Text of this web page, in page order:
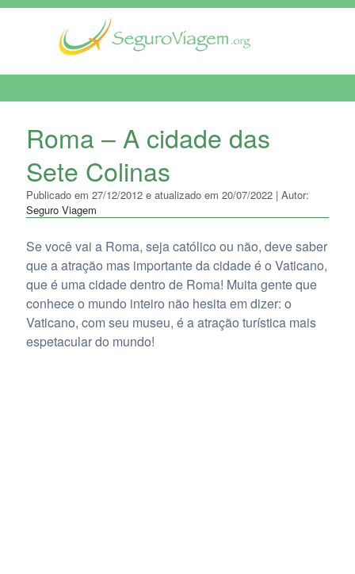
Roma – A cidade das
Sete Colinas
Publicado em 27/12/2012 e atualizado em 20/07/2022 | Autor:
Seguro Viagem
Se você vai a Roma, seja católico ou não, deve saber
que a atração mas importante da cidade é o Vaticano,
que é uma cidade dentro de Roma! Muita gente que
conhece o mundo inteiro não hesita em dizer: o
Vaticano, com seu museu, é a atração turística mais
espetacular do mundo!